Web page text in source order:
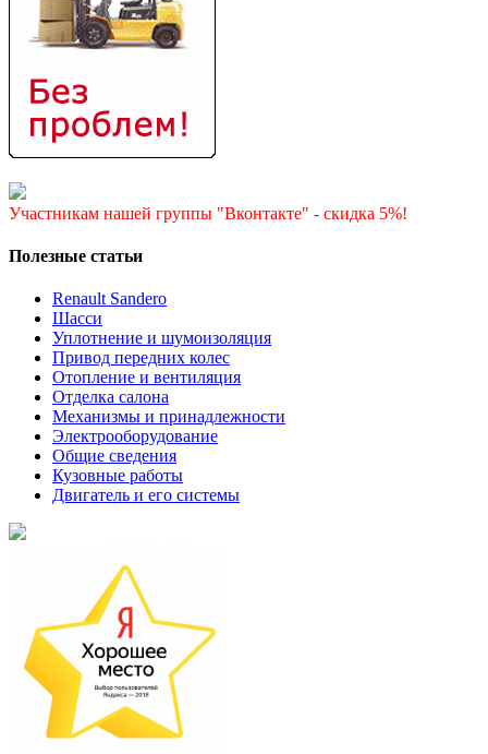
Участникам нашей группы "Вконтакте" - скидка 5%!
Полезные статьи
Renault Sandero
Шасси
Уплотнение и шумоизоляция
Привод передних колес
Отопление и вентиляция
Отделка салона
Механизмы и принадлежности
Электрооборудование
Общие сведения
Кузовные работы
Двигатель и его системы